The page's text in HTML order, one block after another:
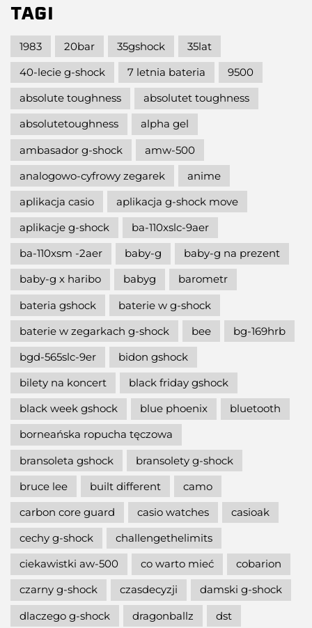
TAGI
1983 20bar 35gshock
35lat
40-lecie g-shock
7 letnia bateria
9500
absolute toughness
absolutet toughness
absolutetoughness
alpha gel
ambasador g-shock
amw-500
analogowo-cyfrowy zegarek
anime
aplikacja casio
aplikacja g-shock move
aplikacje g-shock
ba-110xslc-9aer
ba-110xsm -2aer
baby-g
baby-g na prezent
baby-g x haribo
babyg
barometr
bateria gshock
baterie w g-shock
baterie w zegarkach g-shock
bee
bg-169hrb
bgd-565slc-9er
bidon gshock
bilety na koncert
black friday gshock
black week gshock
blue phoenix
bluetooth
borneańska ropucha tęczowa
bransoleta gshock
bransolety g-shock
bruce lee
built different
camo
carbon core guard
casio watches
casioak
cechy g-shock
challengethelimits
ciekawistki aw-500
co warto mieć
cobarion
czarny g-shock
czasdecyzji
damski g-shock
dlaczego g-shock
dragonballz
dst